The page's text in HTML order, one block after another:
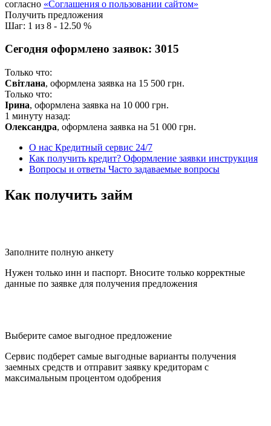
согласно «Соглашения о пользовании сайтом»
Получить предложения
Шаг: 1 из 8 - 12.50 %
Сегодня оформлено заявок: 3015
Только что:
Світлана, оформлена заявка на 15 500 грн.
Только что:
Ірина, оформлена заявка на 10 000 грн.
1 минуту назад:
Олександра, оформлена заявка на 51 000 грн.
О нас Кредитный сервис 24/7
Как получить кредит? Оформление заявки инструкция
Вопросы и ответы Часто задаваемые вопросы
Как получить займ
Заполните полную анкету
Нужен только инн и паспорт. Вносите только корректные
данные по заявке для получения предложения
Выберите самое выгодное предложение
Сервис подберет самые выгодные варианты получения
заемных средств и отправит заявку кредиторам с
максимальным процентом одобрения